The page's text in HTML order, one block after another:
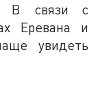
В связи с
Еревана и
увидеть